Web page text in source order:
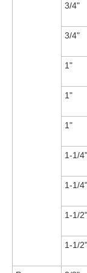
3/4"
3/4"
1"
1"
1"
1-1/4"
1-1/4"
1-1/2"
1-1/2"